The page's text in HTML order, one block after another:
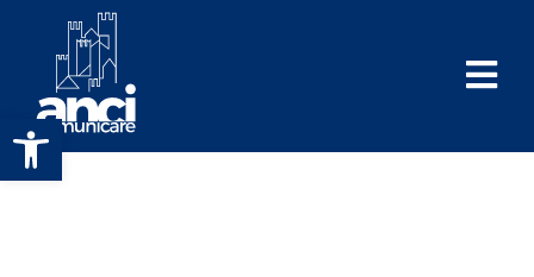
Apri la barra degli strumenti
contenuto